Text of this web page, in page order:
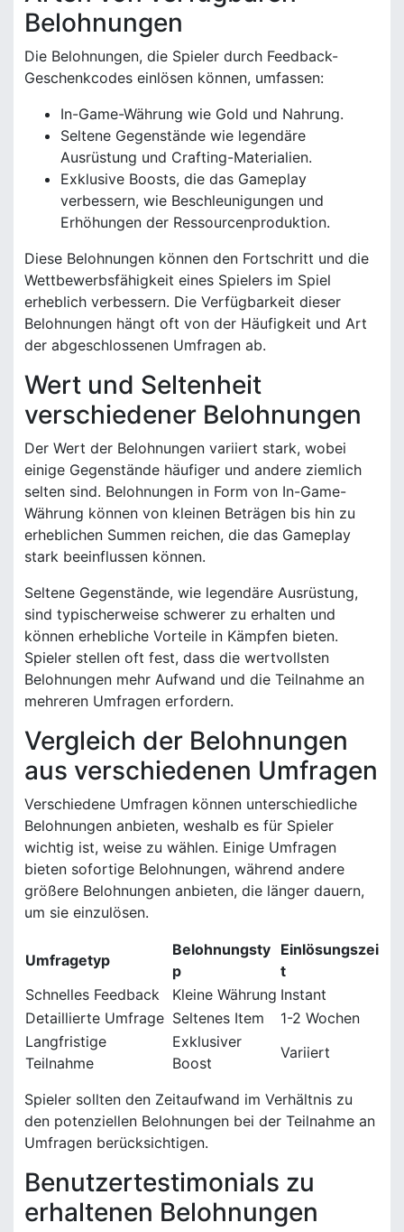
Belohnungen
Die Belohnungen, die Spieler durch Feedback-
Geschenkcodes einlösen können, umfassen:
In-Game-Währung wie Gold und Nahrung.
Seltene Gegenstände wie legendäre
Ausrüstung und Crafting-Materialien.
Exklusive Boosts, die das Gameplay
verbessern, wie Beschleunigungen und
Erhöhungen der Ressourcenproduktion.
Diese Belohnungen können den Fortschritt und die
Wettbewerbsfähigkeit eines Spielers im Spiel
erheblich verbessern. Die Verfügbarkeit dieser
Belohnungen hängt oft von der Häufigkeit und Art
der abgeschlossenen Umfragen ab.
Wert und Seltenheit
verschiedener Belohnungen
Der Wert der Belohnungen variiert stark, wobei
einige Gegenstände häufiger und andere ziemlich
selten sind. Belohnungen in Form von In-Game-
Währung können von kleinen Beträgen bis hin zu
erheblichen Summen reichen, die das Gameplay
stark beeinflussen können.
Seltene Gegenstände, wie legendäre Ausrüstung,
sind typischerweise schwerer zu erhalten und
können erhebliche Vorteile in Kämpfen bieten.
Spieler stellen oft fest, dass die wertvollsten
Belohnungen mehr Aufwand und die Teilnahme an
mehreren Umfragen erfordern.
Vergleich der Belohnungen
aus verschiedenen Umfragen
Verschiedene Umfragen können unterschiedliche
Belohnungen anbieten, weshalb es für Spieler
wichtig ist, weise zu wählen. Einige Umfragen
bieten sofortige Belohnungen, während andere
größere Belohnungen anbieten, die länger dauern,
um sie einzulösen.
Umfragetyp
Belohnungsty
p
Einlösungszei
t
Schnelles Feedback
Kleine Währung Instant
Detaillierte Umfrage Seltenes Item
1-2 Wochen
Langfristige
Teilnahme
Exklusiver
Boost
Variiert
Spieler sollten den Zeitaufwand im Verhältnis zu
den potenziellen Belohnungen bei der Teilnahme an
Umfragen berücksichtigen.
Benutzertestimonials zu
erhaltenen Belohnungen